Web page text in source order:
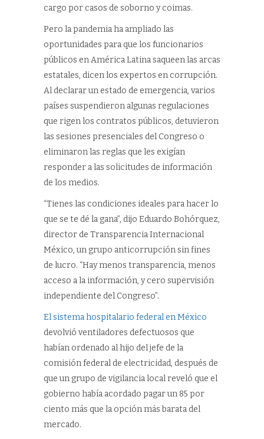
cargo por casos de soborno y coimas.
Pero la pandemia ha ampliado las
oportunidades para que los funcionarios
públicos en América Latina saqueen las arcas
estatales, dicen los expertos en corrupción.
Al declarar un estado de emergencia, varios
países suspendieron algunas regulaciones
que rigen los contratos públicos, detuvieron
las sesiones presenciales del Congreso o
eliminaron las reglas que les exigían
responder a las solicitudes de información
de los medios.
“Tienes las condiciones ideales para hacer lo
que se te dé la gana”, dijo Eduardo Bohórquez,
director de Transparencia Internacional
México, un grupo anticorrupción sin fines
de lucro. “Hay menos transparencia, menos
acceso a la información, y cero supervisión
independiente del Congreso”.
El sistema hospitalario federal en México
devolvió ventiladores defectuosos que
habían ordenado al hijo del jefe de la
comisión federal de electricidad, después de
que un grupo de vigilancia local reveló que el
gobierno había acordado pagar un 85 por
ciento más que la opción más barata del
mercado.